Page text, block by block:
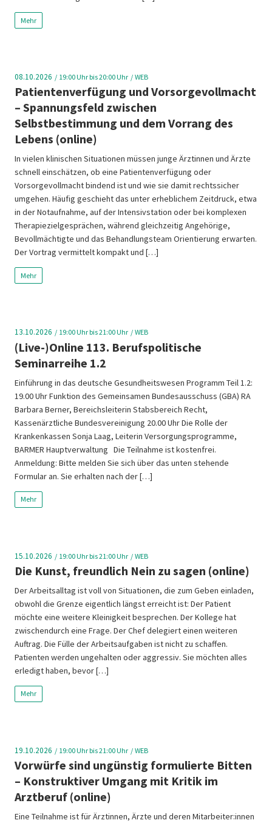
Mehr
08.10.2026 19:00Uhr bis 20:00 Uhr WEB
Patientenverfügung und Vorsorgevollmacht
– Spannungsfeld zwischen
Selbstbestimmung und dem Vorrang des
Lebens (online)
In vielen klinischen Situationen müssen junge Ärztinnen und Ärzte
schnell einschätzen, ob eine Patientenverfügung oder
Vorsorgevollmacht bindend ist und wie sie damit rechtssicher
umgehen. Häufig geschieht das unter erheblichem Zeitdruck, etwa
in der Notaufnahme, auf der Intensivstation oder bei komplexen
Therapiezielgesprächen, während gleichzeitig Angehörige,
Bevollmächtigte und das Behandlungsteam Orientierung erwarten.
Der Vortrag vermittelt kompakt und […]
Mehr
13.10.2026 19:00Uhr bis 21:00 Uhr WEB
(Live-)Online 113. Berufspolitische
Seminarreihe 1.2
Einführung in das deutsche Gesundheitswesen Programm Teil 1.2:
19.00 Uhr Funktion des Gemeinsamen Bundesausschuss (GBA) RA
Barbara Berner, Bereichsleiterin Stabsbereich Recht,
Kassenärztliche Bundesvereinigung 20.00 Uhr Die Rolle der
Krankenkassen Sonja Laag, Leiterin Versorgungsprogramme,
BARMER Hauptverwaltung Die Teilnahme ist kostenfrei.
Anmeldung: Bitte melden Sie sich über das unten stehende
Formular an. Sie erhalten nach der […]
Mehr
15.10.2026 19:00Uhr bis 21:00 Uhr WEB
Die Kunst, freundlich Nein zu sagen (online)
Der Arbeitsalltag ist voll von Situationen, die zum Geben einladen,
obwohl die Grenze eigentlich längst erreicht ist: Der Patient
möchte eine weitere Kleinigkeit besprechen. Der Kollege hat
zwischendurch eine Frage. Der Chef delegiert einen weiteren
Auftrag. Die Fülle der Arbeitsaufgaben ist nicht zu schaffen.
Patienten werden ungehalten oder aggressiv. Sie möchten alles
erledigt haben, bevor […]
Mehr
19.10.2026 19:00Uhr bis 21:00 Uhr WEB
Vorwürfe sind ungünstig formulierte Bitten
– Konstruktiver Umgang mit Kritik im
Arztberuf (online)
Eine Teilnahme ist für Ärztinnen, Ärzte und deren Mitarbeiter:innen